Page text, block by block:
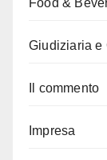
Giudiziaria e
Il commento
Impresa